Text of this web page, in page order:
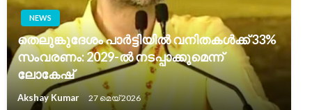
NEWS
തെലുങ്കുദേശം പാർട്ടിയിൽ വനിതകൾക്ക് 33%
സംവരണം: 2029-ൽ നടപ്പാക്കുമെന്ന്
ലോകേഷ്
Akshay Kumar 27 മെയ്‌ 2026